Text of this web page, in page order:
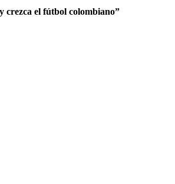
crezca el fútbol colombiano”